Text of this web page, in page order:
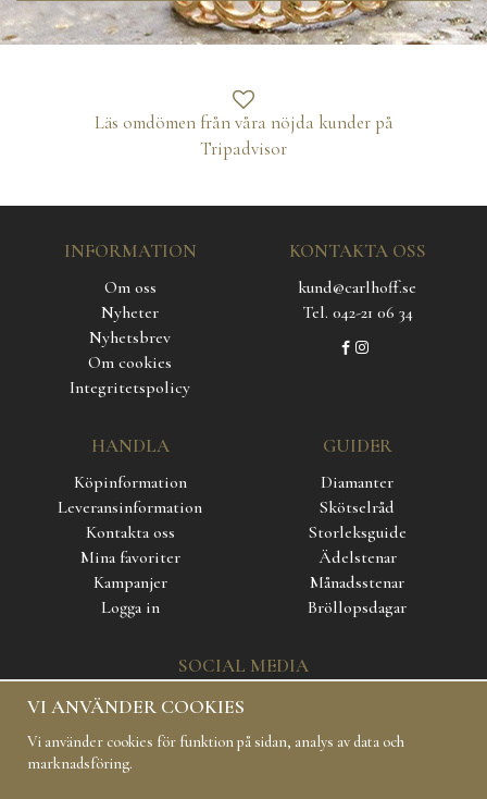
Läs omdömen från våra nöjda kunder på
Tripadvisor
INFORMATION
Om oss
Nyheter
Nyhetsbrev
Om cookies
Integritetspolicy
KONTAKTA OSS
kund@carlhoff.se
Tel. 042-21 06 34
HANDLA
Köpinformation
Leveransinformation
Kontakta oss
Mina favoriter
Kampanjer
Logga in
GUIDER
Diamanter
Skötselråd
Storleksguide
Ädelstenar
Månadsstenar
Bröllopsdagar
SOCIAL MEDIA
VI ANVÄNDER COOKIES
Vi använder cookies för funktion på sidan, analys av data och
marknadsföring.